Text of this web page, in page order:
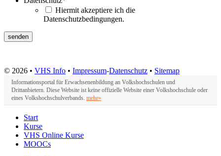
Hiermit akzeptiere ich die
Datenschutzbedingungen.
© 2026 • VHS Info • Impressum-Datenschutz • Sitemap
Informationsportal für Erwachsenenbildung an Volkshochschulen und
Drittanbietern. Diese Website ist keine offizielle Website einer Volkshochschule oder
eines Volkshochschulverbands. mehr»
Start
Kurse
VHS Online Kurse
MOOCs